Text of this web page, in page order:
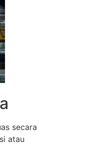
secara
atau